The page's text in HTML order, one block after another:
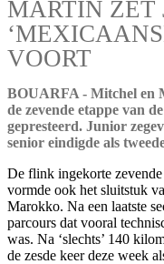
MARTIN ZET
VOORT
BOUARFA - Mitchel en
de zevende etappe van
gepresteerd. Junior
senior eindigde als
De flink ingekorte
vormde ook het sluitstuk
Marokko. Na een laatste
parcours dat vooral
was. Na ‘slechts’ 140
de zesde keer deze week